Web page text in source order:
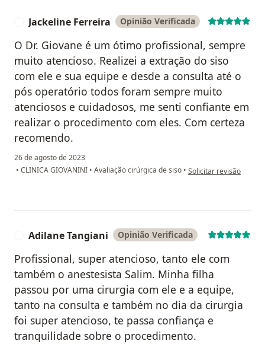
Jackeline Ferreira Opinião Verificada
O Dr. Giovane é um ótimo profissional, sempre
muito atencioso. Realizei a extração do siso
com ele e sua equipe e desde a consulta até o
pós operatório todos foram sempre muito
atenciosos e cuidadosos, me senti confiante em
realizar o procedimento com eles. Com certeza
recomendo.
26 de agosto de 2023
• CLINICA GIOVANINI • Avaliação cirúrgica de siso • na opinião do
Solicitar revisão
Adilane Tangiani Opinião Verificada
Profissional, super atencioso, tanto ele com
também o anestesista Salim. Minha filha
passou por uma cirurgia com ele e a equipe,
tanto na consulta e também no dia da cirurgia
foi super atencioso, te passa confiança e
tranquilidade sobre o procedimento.